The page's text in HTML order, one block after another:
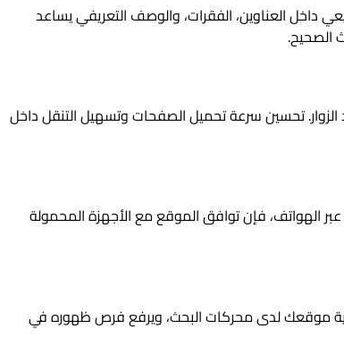
داخل العناوين، الفقرات، والوصف التعريفي يساعد
الصحيح.
الزوار. تحسين سرعة تحميل الصفحات وتسهيل التنقل داخل
الهواتف، فإن توافق الموقع مع الأجهزة المحمولة
موقعك لدى محركات البحث، ويرفع فرص ظهوره في